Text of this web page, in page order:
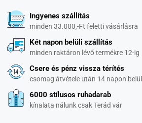
Ingyenes szállítás
minden 33.000,-Ft feletti vásárlásra
Két napon belüli szállítás
minden raktáron lévő termékre 12-ig
Csere és pénz vissza térítés
csomag átvétele után 14 napon belül
6000 stílusos ruhadarab
kínalata nálunk csak Terád vár